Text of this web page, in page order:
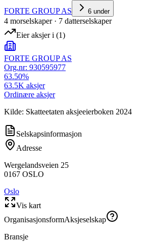
FORTE GROUP AS
6 under
4 morselskaper· 7 datterselskaper
Eier aksjer i (1)
FORTE GROUP AS
Org.nr: 930595977
63.50%
63.5K aksjer
Ordinære aksjer
Kilde: Skatteetaten aksjeeierboken 2024
Selskapsinformasjon
Adresse
Wergelandsveien 25
0167 OSLO
Oslo
Vis kart
OrganisasjonsformAksjeselskap
Bransje